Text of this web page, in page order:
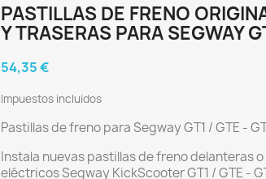
PASTILLAS DE FRENO
Y TRASERAS PARA SEGWAY
54,35 €
Impuestos incluidos
Pastillas de freno para Segway GT1 / GTE -
Instala nuevas pastillas de freno delanteras
eléctricos Segway KickScooter GT1 / GTE -